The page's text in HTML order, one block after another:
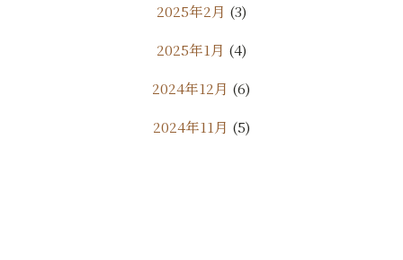
2025年2月 (3)
2025年1月 (4)
2024年12月 (6)
2024年11月 (5)